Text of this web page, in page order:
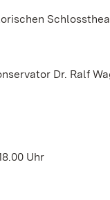
Dr. Ralf
Uhr